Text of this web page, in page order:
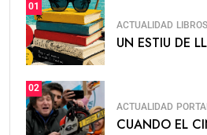
01
ACTUALIDAD LIBROS
UN ESTIU DE
02
ACTUALIDAD
CUANDO EL